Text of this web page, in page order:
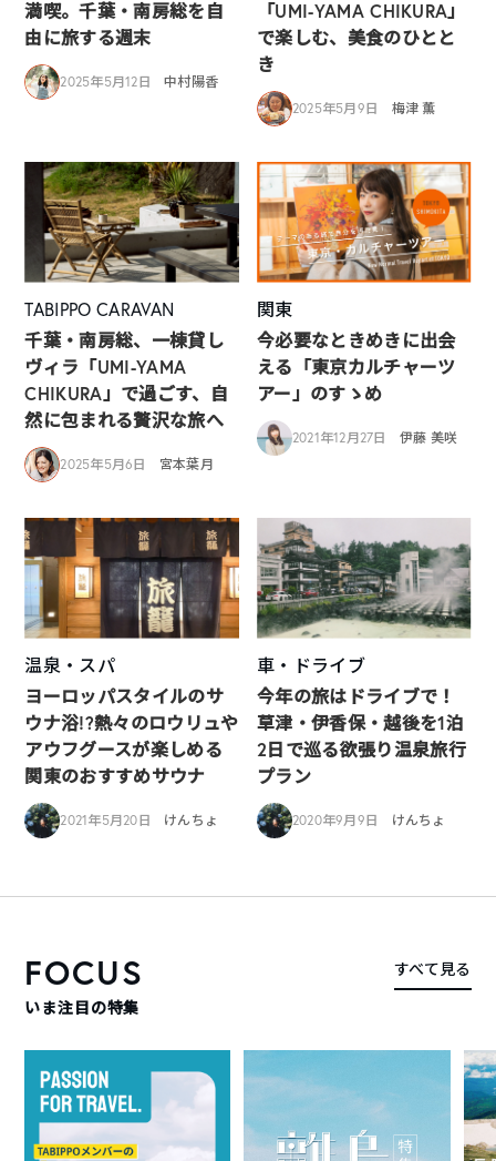
満喫。千葉・南房総を自
由に旅する週末
2025年5月12日 中村陽香
「UMI-YAMA CHIKURA」
で楽しむ、美食のひとと
き
2025年5月9日 梅津 薫
TABIPPO CARAVAN
千葉・南房総、一棟貸し
ヴィラ「UMI-YAMA
CHIKURA」で過ごす、自
然に包まれる贅沢な旅へ
2025年5月6日 宮本葉月
関東
今必要なときめきに出会
える「東京カルチャーツ
アー」のすゝめ
2021年12月27日 伊藤 美咲
温泉・スパ
ヨーロッパスタイルのサ
ウナ浴!?熱々のロウリュや
アウフグースが楽しめる
関東のおすすめサウナ
2021年5月20日 けんちょ
車・ドライブ
今年の旅はドライブで！
草津・伊香保・越後を1泊
2日で巡る欲張り温泉旅行
プラン
2020年9月9日 けんちょ
FOCUS
いま注目の特集
すべて見る